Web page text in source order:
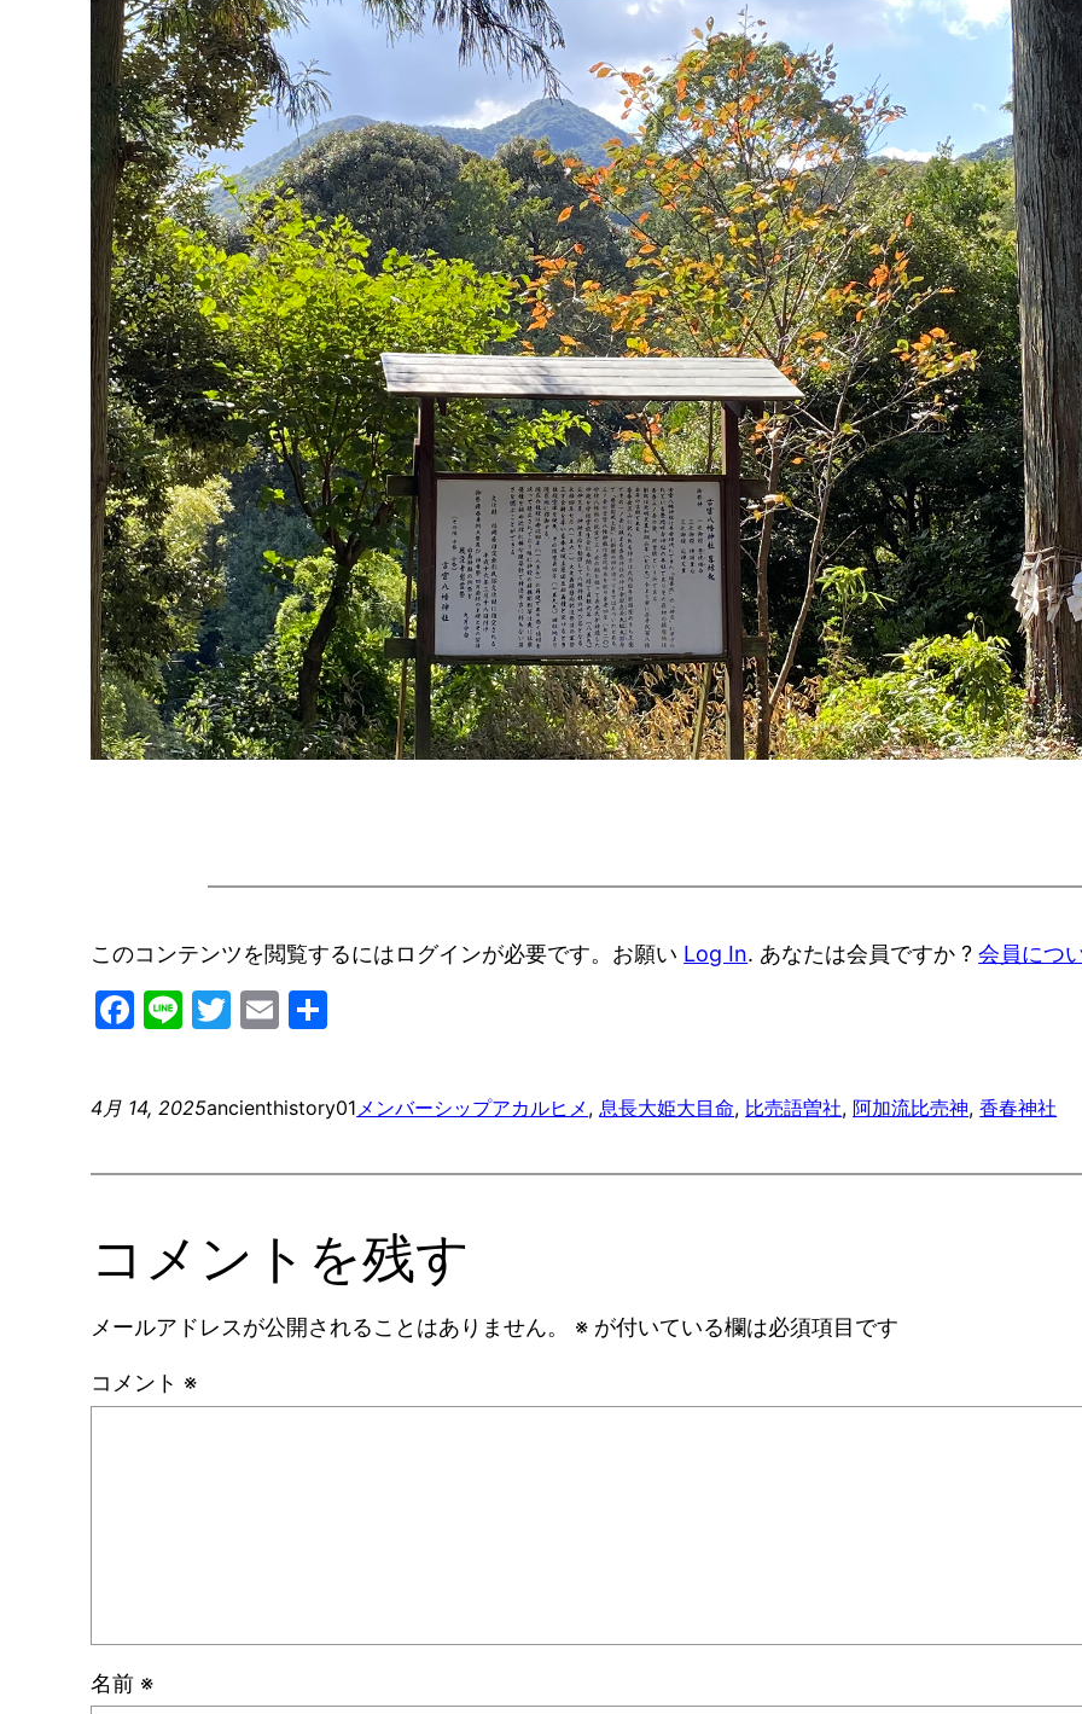
このコンテンツを閲覧するにはログインが必要です。お願い Log In. あなたは会員ですか ?会員につ
Facebook
LineTwitter
Email
4月 14, 2025ancienthistory01メンバーシップアカルヒメ , 息長大姫大目命, 比売語曽社, 阿加流比売神, 香春神社
コメントを残す
メールアドレスが公開されることはありません。 ※ が付いている欄は必須項目です
コメント ※
名前 ※